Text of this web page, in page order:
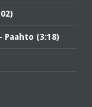
(3:18)